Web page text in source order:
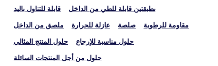
قابلة للتناول باليد بطبقتين قابلة للطي من الداخل
ملصق من الداخل عازلة للحرارة صلصة مقاومة للرطوبة
حلول المنتج المثالي حلول مناسبة للإرجاع
حلول من أجل المنتجات السائلة